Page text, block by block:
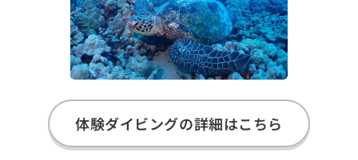
体験ダイビングの詳細はこちら